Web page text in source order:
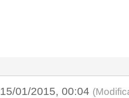
15/01/2015, 00:04